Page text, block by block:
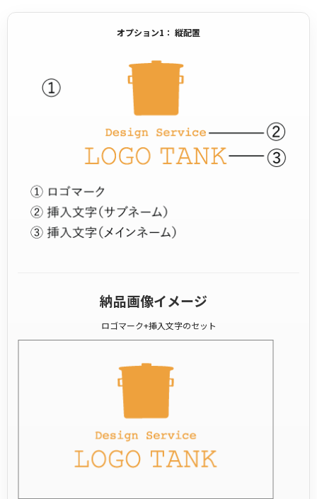
オプション1： 縦配置
納品画像イメージ
ロゴマーク+挿入文字のセット